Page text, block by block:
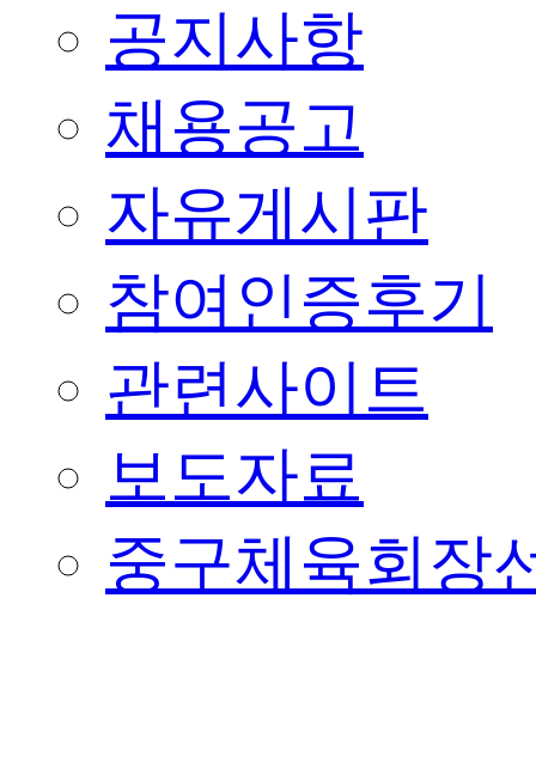
공지사항
채용공고
자유게시판
참여인증후기
관련사이트
보도자료
중구체육회장